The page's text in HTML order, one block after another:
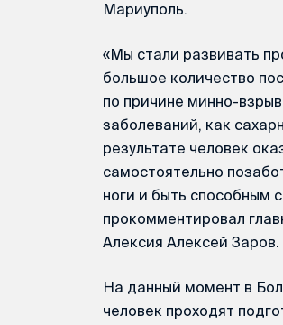
Мариуполь.
«Мы стали развивать
большое количество
по причине минно-
заболеваний, как
результате человек
самостоятельно
ноги и быть способным
прокомментировал
Алексия Алексей Заров.
На данный момент в
человек проходят